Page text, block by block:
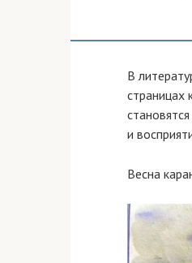
В
страницах
и
Весна